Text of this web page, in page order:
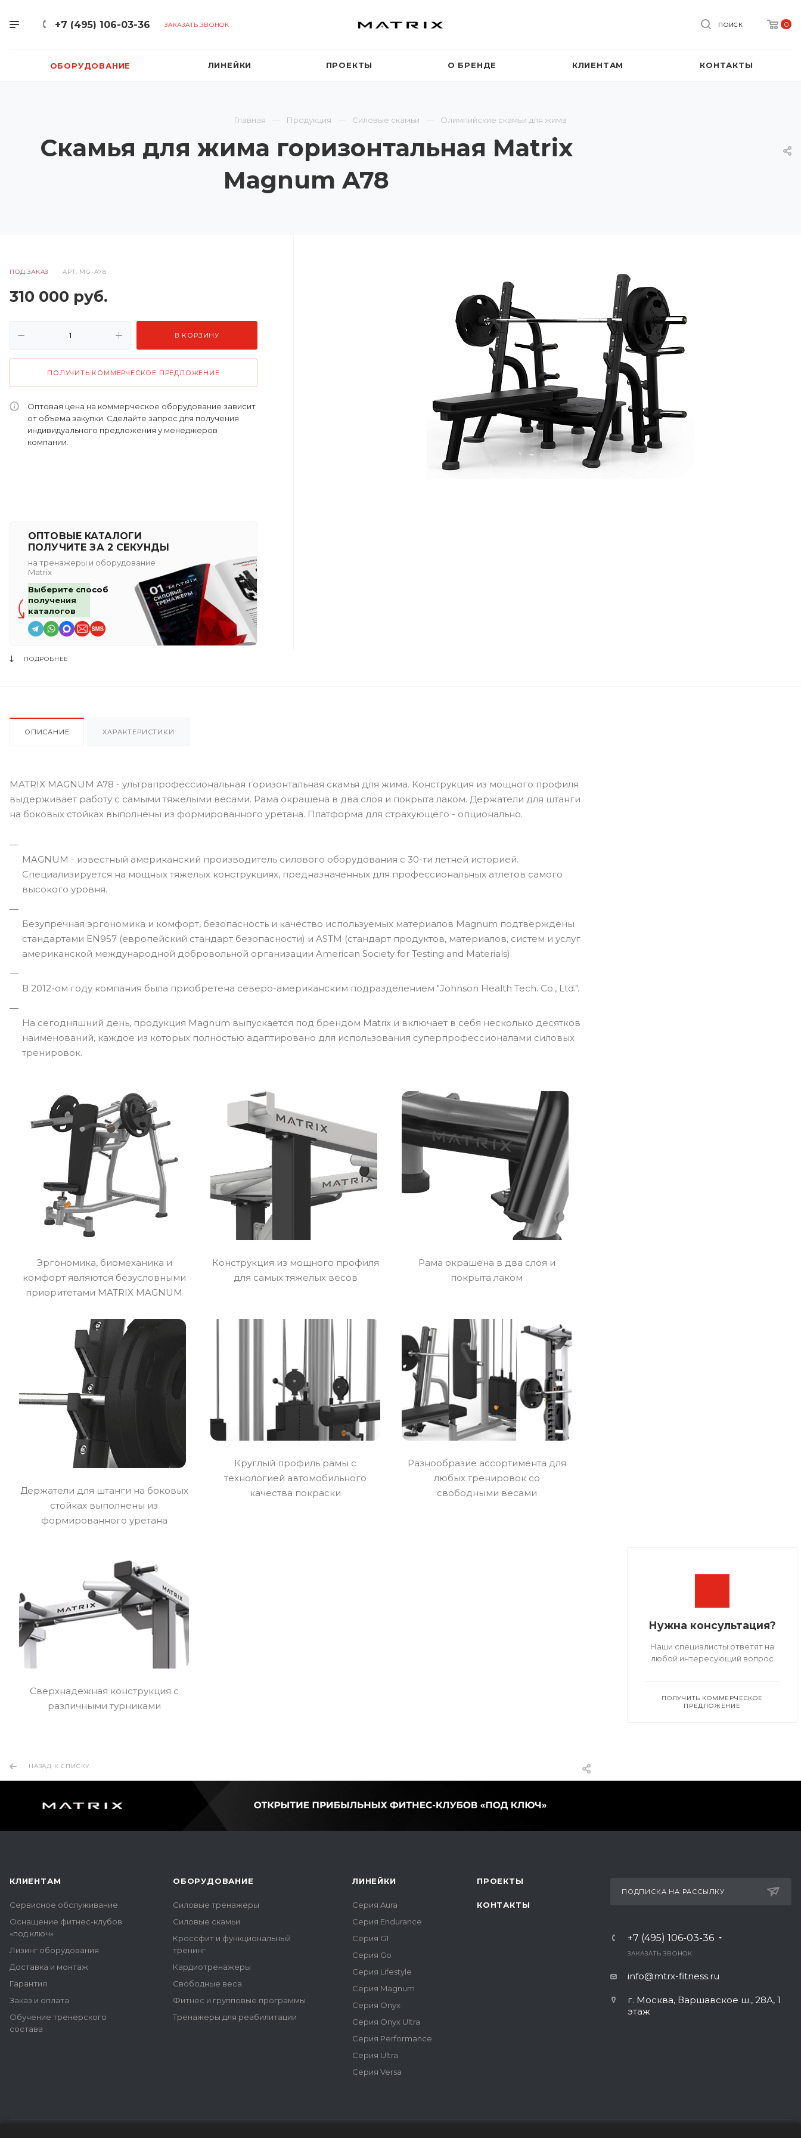
+7 (495) 106-03-36 ЗАКАЗАТЬ ЗВОНОК 0
ПОИСК
ОБОРУДОВАНИЕ ЛИНЕЙКИ ПРОЕКТЫ О БРЕНДЕ КЛИЕНТАМ КОНТАКТЫ
Главная Продукция Силовые скамьи Олимпийские скамьи для жима
Скамья для жима горизонтальная Matrix
Magnum A78
ПОД ЗАКАЗ АРТ. MG-A78
310 000 руб.
В КОРЗИНУ
ПОЛУЧИТЬ КОММЕРЧЕСКОЕ ПРЕДЛОЖЕНИЕ
Оптовая цена на коммерческое оборудование зависит
от объема закупки. Сделайте запрос для получения
индивидуального предложения у менеджеров
компании.
ОПТОВЫЕ КАТАЛОГИ
ПОЛУЧИТЕ ЗА 2 СЕКУНДЫ
на тренажеры и оборудование
Matrix
Выберите способ
получения
каталогов
ПОДРОБНЕЕ
Нужна консультация?
Наши специалисты ответят на
любой интересующий вопрос
ПОЛУЧИТЬ КОММЕРЧЕСКОЕ
ПРЕДЛОЖЕНИЕ
ОПИСАНИЕ ХАРАКТЕРИСТИКИ
MATRIX MAGNUM A78 - ультрапрофессиональная горизонтальная скамья для жима. Конструкция из мощного профиля
выдерживает работу с самыми тяжелыми весами. Рама окрашена в два слоя и покрыта лаком. Держатели для штанги
на боковых стойках выполнены из формированного уретана. Платформа для страхующего - опционально.
MAGNUM - известный американский производитель силового оборудования с 30-ти летней историей.
Специализируется на мощных тяжелых конструкциях, предназначенных для профессиональных атлетов самого
высокого уровня.
Безупречная эргономика и комфорт, безопасность и качество используемых материалов Magnum подтверждены
стандартами EN957 (европейский стандарт безопасности) и ASTM (стандарт продуктов, материалов, систем и услуг
американской международной добровольной организации American Society for Testing and Materials).
В 2012-ом году компания была приобретена северо-американским подразделением "Johnson Health Tech. Co., Ltd.".
На сегодняшний день, продукция Magnum выпускается под брендом Matrix и включает в себя несколько десятков
наименований, каждое из которых полностью адаптировано для использования суперпрофессионалами силовых
тренировок.
Эргономика, биомеханика и
комфорт являются безусловными
приоритетами MATRIX MAGNUM
Конструкция из мощного профиля
для самых тяжелых весов
Рама окрашена в два слоя и
покрыта лаком
Держатели для штанги на боковых
стойках выполнены из
формированного уретана
Круглый профиль рамы с
технологией автомобильного
качества покраски
Разнообразие ассортимента для
любых тренировок со
свободными весами
Сверхнадежная конструкция с
различными турниками
НАЗАД К СПИСКУ
КЛИЕНТАМ
Сервисное обслуживание
Оснащение фитнес-клубов
«под ключ»
Лизинг оборудования
Доставка и монтаж
Гарантия
Заказ и оплата
Обучение тренерского
состава
ОБОРУДОВАНИЕ
Силовые тренажеры
Силовые скамьи
Кроссфит и функциональный
тренинг
Кардиотренажеры
Свободные веса
Фитнес и групповые программы
Тренажеры для реабилитации
ЛИНЕЙКИ
Серия Aura
Серия Endurance
Серия G1
Серия Go
Серия Lifestyle
Серия Magnum
Серия Onyx
Серия Onyx Ultra
Серия Performance
Серия Ultra
Серия Versa
ПРОЕКТЫ
КОНТАКТЫ
ПОДПИСКА НА РАССЫЛКУ
+7 (495) 106-03-36
ЗАКАЗАТЬ ЗВОНОК
info@mtrx-fitness.ru
г. Москва, Варшавское ш., 28А, 1
этаж